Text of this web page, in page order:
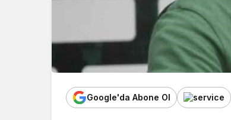
Google'da Abone Ol